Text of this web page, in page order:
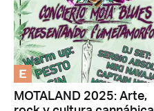
E
MOTALAND 2025: Arte,